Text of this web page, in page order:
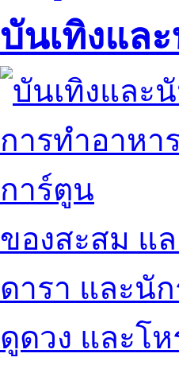
บันเทิงแล
การทำอาหา
การ์ตูน
ของสะสม แ
ดารา และนัก
ดูดวง และโ